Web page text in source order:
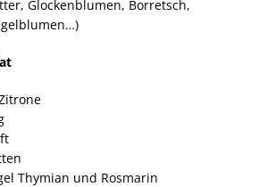
Glockenblumen, Borretsch,
Thymian und Rosmarin